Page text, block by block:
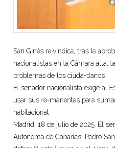
San Ginés reivindica, tras la
nacionalistas en la Cámara alta,
problemas de los ciuda-danos
El senador nacionalista exige al
usar sus re-manentes para
habitacional
Madrid, 18 de julio de 2025. El
Autónoma de Canarias, Pedro